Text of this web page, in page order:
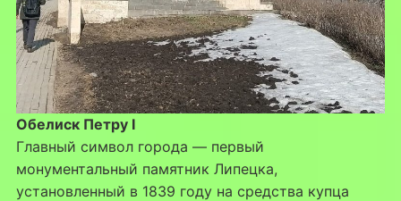
Обелиск Петру I
Главный символ города — первый
монументальный памятник Липецка,
установленный в 1839 году на средства купца